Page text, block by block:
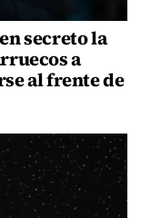
secreto la
a
al frente de